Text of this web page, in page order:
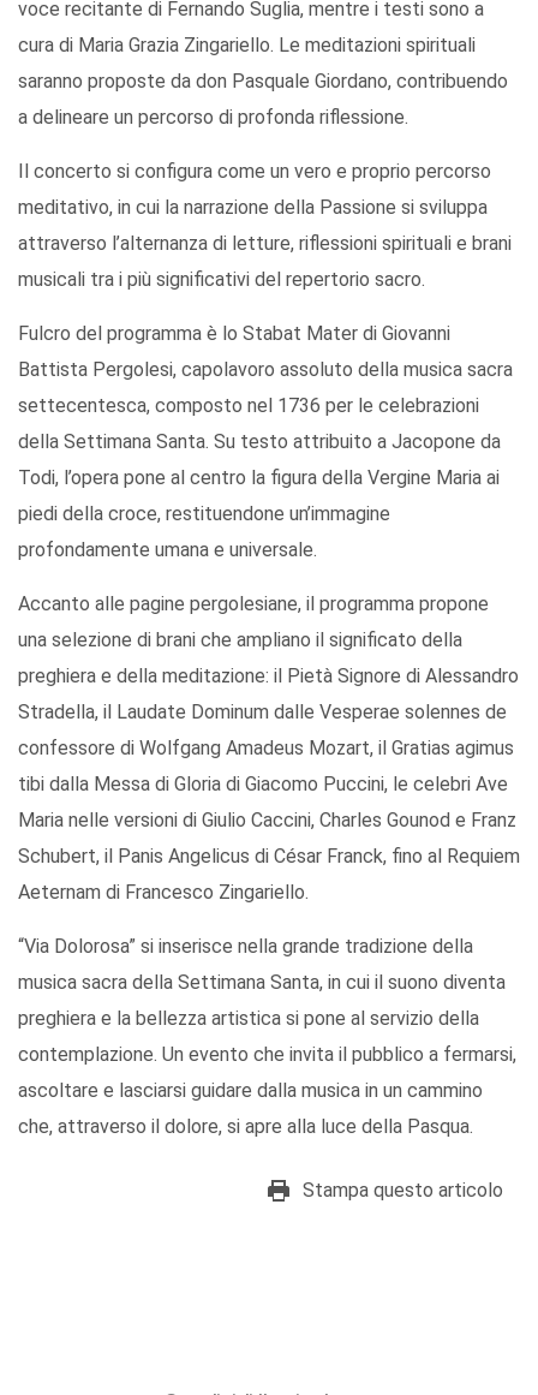
voce recitante di Fernando Suglia, mentre i testi sono a
cura di Maria Grazia Zingariello. Le meditazioni spirituali
saranno proposte da don Pasquale Giordano, contribuendo
a delineare un percorso di profonda riflessione.
Il concerto si configura come un vero e proprio percorso
meditativo, in cui la narrazione della Passione si sviluppa
attraverso l’alternanza di letture, riflessioni spirituali e brani
musicali tra i più significativi del repertorio sacro.
Fulcro del programma è lo Stabat Mater di Giovanni
Battista Pergolesi, capolavoro assoluto della musica sacra
settecentesca, composto nel 1736 per le celebrazioni
della Settimana Santa. Su testo attribuito a Jacopone da
Todi, l’opera pone al centro la figura della Vergine Maria ai
piedi della croce, restituendone un’immagine
profondamente umana e universale.
Accanto alle pagine pergolesiane, il programma propone
una selezione di brani che ampliano il significato della
preghiera e della meditazione: il Pietà Signore di Alessandro
Stradella, il Laudate Dominum dalle Vesperae solennes de
confessore di Wolfgang Amadeus Mozart, il Gratias agimus
tibi dalla Messa di Gloria di Giacomo Puccini, le celebri Ave
Maria nelle versioni di Giulio Caccini, Charles Gounod e Franz
Schubert, il Panis Angelicus di César Franck, fino al Requiem
Aeternam di Francesco Zingariello.
“Via Dolorosa” si inserisce nella grande tradizione della
musica sacra della Settimana Santa, in cui il suono diventa
preghiera e la bellezza artistica si pone al servizio della
contemplazione. Un evento che invita il pubblico a fermarsi,
ascoltare e lasciarsi guidare dalla musica in un cammino
che, attraverso il dolore, si apre alla luce della Pasqua.
Stampa questo articolo